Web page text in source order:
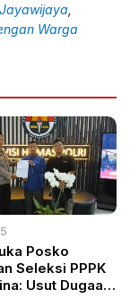
Warga
Posko
Seleksi PPPK
Usut Dugaan